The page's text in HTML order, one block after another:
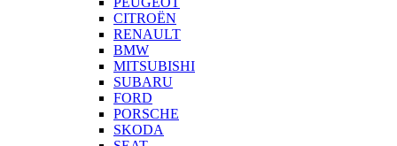
CITROËN
RENAULT
BMW
MITSUBISHI
SUBARU
FORD
PORSCHE
SKODA